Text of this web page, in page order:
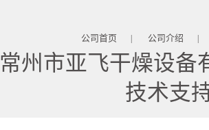
公司首页 | 公司介绍 |
常州市亚飞干燥设备
技术支